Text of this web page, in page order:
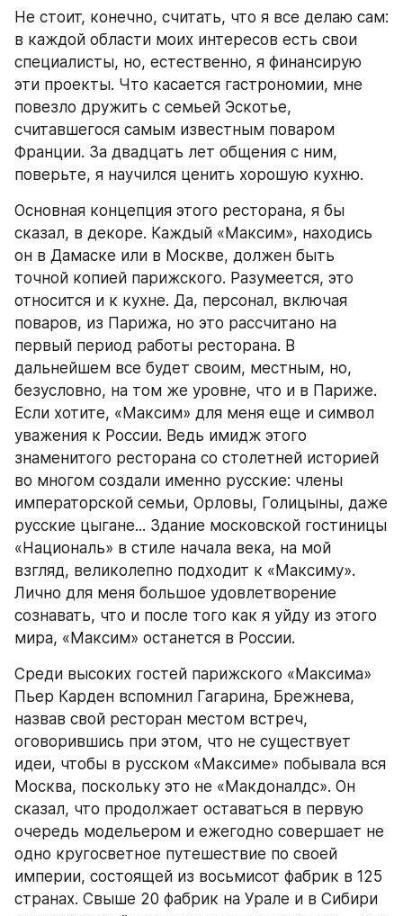
Не стоит, конечно, считать, что я все делаю сам:
в каждой области моих интересов есть свои
специалисты, но, естественно, я финансирую
эти проекты. Что касается гастрономии, мне
повезло дружить с семьей Эскотье,
считавшегося самым известным поваром
Франции. За двадцать лет общения с ним,
поверьте, я научился ценить хорошую кухню.
Основная концепция этого ресторана, я бы
сказал, в декоре. Каждый «Максим», находись
он в Дамаске или в Москве, должен быть
точной копией парижского. Разумеется, это
относится и к кухне. Да, персонал, включая
поваров, из Парижа, но это рассчитано на
первый период работы ресторана. В
дальнейшем все будет своим, местным, но,
безусловно, на том же уровне, что и в Париже.
Если хотите, «Максим» для меня еще и символ
уважения к России. Ведь имидж этого
знаменитого ресторана со столетней историей
во многом создали именно русские: члены
императорской семьи, Орловы, Голицыны, даже
русские цыгане... Здание московской гостиницы
«Националь» в стиле начала века, на мой
взгляд, великолепно подходит к «Максиму».
Лично для меня большое удовлетворение
сознавать, что и после того как я уйду из этого
мира, «Максим» останется в России.
Среди высоких гостей парижского «Максима»
Пьер Карден вспомнил Гагарина, Брежнева,
назвав свой ресторан местом встреч,
оговорившись при этом, что не существует
идеи, чтобы в русском «Максиме» побывала вся
Москва, поскольку это не «Макдоналдс». Он
сказал, что продолжает оставаться в первую
очередь модельером и ежегодно совершает не
одно кругосветное путешествие по своей
империи, состоящей из восьмисот фабрик в 125
странах. Свыше 20 фабрик на Урале и в Сибири